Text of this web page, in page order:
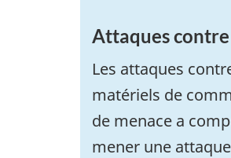
Attaques contre
Les attaques
matériels de
de menace a
mener une